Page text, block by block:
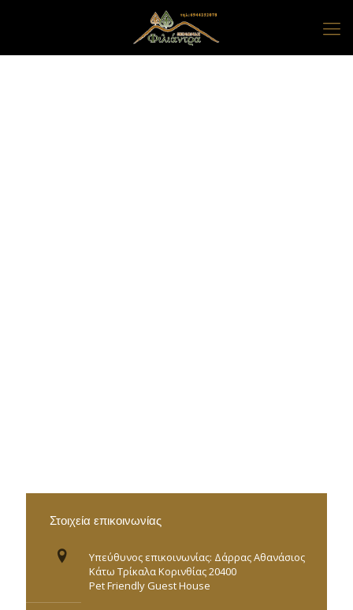
Στοιχεία επικοινωνίας
Υπεύθυνος επικοινωνίας: Δάρρας Αθανάσιος
Κάτω Τρίκαλα Κορινθίας 20400
Pet Friendly Guest House